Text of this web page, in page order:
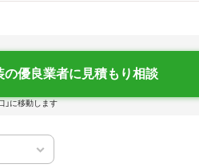
優良業者に見積もり相談
」に移動します